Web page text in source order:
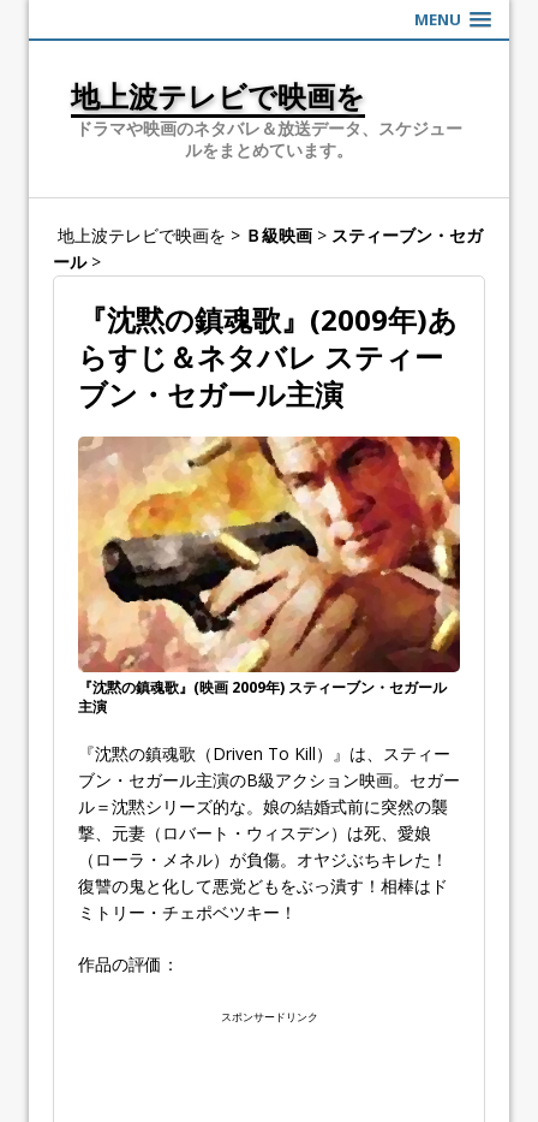
MENU
地上波テレビで映画を
ドラマや映画のネタバレ＆放送データ、スケジュー
ルをまとめています。
地上波テレビで映画を > Ｂ級映画 > スティーブン・セガ
ール >
『沈黙の鎮魂歌』(2009年)あ
らすじ＆ネタバレ スティー
ブン・セガール主演
『沈黙の鎮魂歌』(映画 2009年) スティーブン・セガール
主演
『沈黙の鎮魂歌（Driven To Kill）』は、スティー
ブン・セガール主演のB級アクション映画。セガー
ル＝沈黙シリーズ的な。娘の結婚式前に突然の襲
撃、元妻（ロバート・ウィスデン）は死、愛娘
（ローラ・メネル）が負傷。オヤジぶちキレた！
復讐の鬼と化して悪党どもをぶっ潰す！相棒はド
ミトリー・チェポベツキー！
作品の評価：
スポンサードリンク